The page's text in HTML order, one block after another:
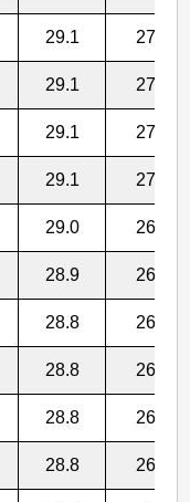
29.1 27.0
29.1 27.0
29.1 27.0
29.1 27.0
29.0 26.9
28.9 26.7
28.8 26.6
28.8 26.6
28.8 26.6
28.8 26.5